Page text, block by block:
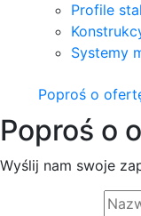
Profile
Systemy
Poproś o
Poproś o
Wyślij nam swoje